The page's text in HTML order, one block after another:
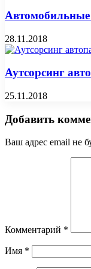
28.11.2018
Аутсорсинг
25.11.2018
Добавить
Ваш адрес email не
Комментарий *
Имя *